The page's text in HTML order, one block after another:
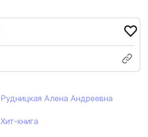
Рудницкая Алена Андреевна
Хит-книга